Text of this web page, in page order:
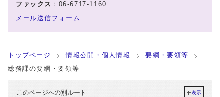
ファックス： 06-6717-1160
メール送信フォーム
トップページ 情報公開・個人情報
要綱・要領等
総務課の要綱・要領等
このページへの別ルート 表示